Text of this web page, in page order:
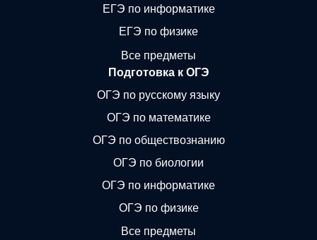
ЕГЭ по информатике
ЕГЭ по физике
Все предметы
Подготовка к ОГЭ
ОГЭ по русскому языку
ОГЭ по математике
ОГЭ по обществознанию
ОГЭ по биологии
ОГЭ по информатике
ОГЭ по физике
Все предметы